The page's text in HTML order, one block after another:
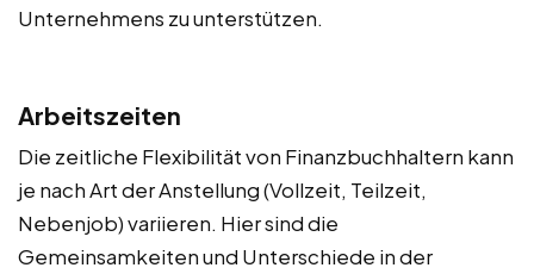
Unternehmens zu unterstützen.
Arbeitszeiten
Die zeitliche Flexibilität von Finanzbuchhaltern kann
je nach Art der Anstellung (Vollzeit, Teilzeit,
Nebenjob) variieren. Hier sind die
Gemeinsamkeiten und Unterschiede in der